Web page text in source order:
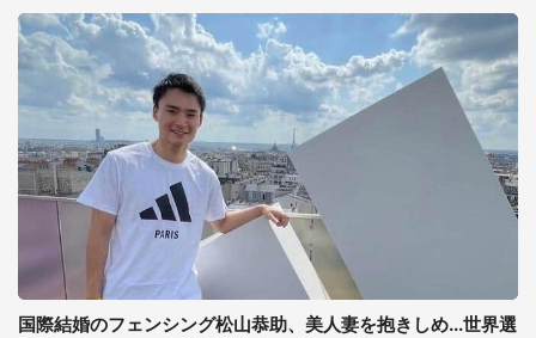
国際結婚のフェンシング松山恭助、美人妻を抱きしめ...世界選